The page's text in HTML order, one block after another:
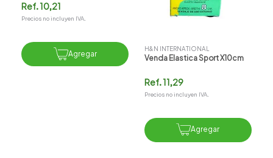
Ref.10,21
Precios no incluyen IVA.
Agregar
H&N INTERNATIONAL
Venda Elastica Sport X10cm
Ref.11,29
Precios no incluyen IVA.
Agregar